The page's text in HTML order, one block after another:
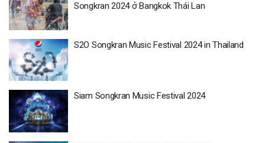
Songkran 2024 ở Bangkok Thái Lan
S2O Songkran Music Festival 2024 in Thailand
Siam Songkran Music Festival 2024